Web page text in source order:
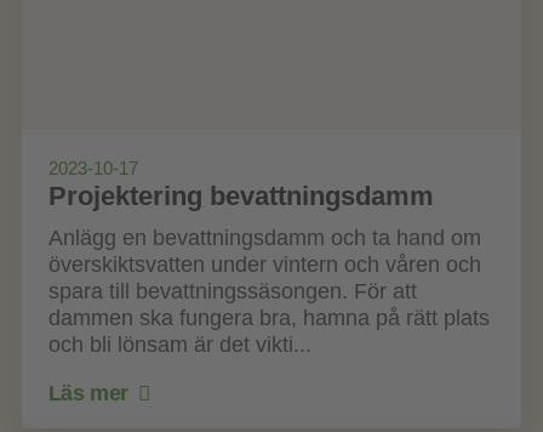
2023-10-17
Projektering bevattningsdamm
Anlägg en bevattningsdamm och ta hand om
överskiktsvatten under vintern och våren och
spara till bevattningssäsongen. För att
dammen ska fungera bra, hamna på rätt plats
och bli lönsam är det vikti...
Läs mer